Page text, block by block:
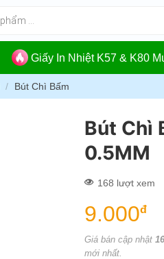
Giấy In Nhiệt K57 & K80
/ Bút Chì Bấm
Bút Chì
0.5MM
168 lượt xem
9.000đ
Giá bán cập nhật
mới nhất.